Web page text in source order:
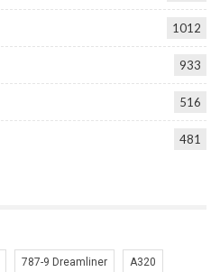
1012
933
516
481
787-9 Dreamliner A320